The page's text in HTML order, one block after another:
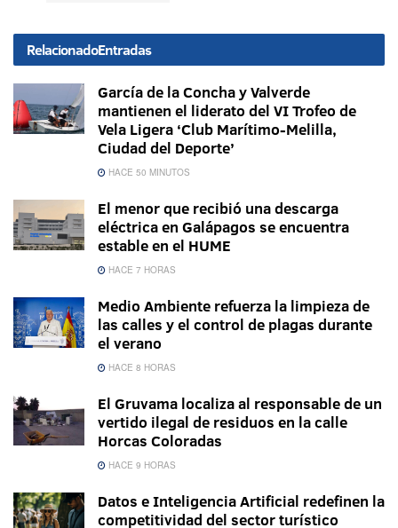
RelacionadoEntradas
García de la Concha y Valverde
mantienen el liderato del VI Trofeo de
Vela Ligera ‘Club Marítimo-Melilla,
Ciudad del Deporte’
HACE 50 MINUTOS
El menor que recibió una descarga
eléctrica en Galápagos se encuentra
estable en el HUME
HACE 7 HORAS
Medio Ambiente refuerza la limpieza de
las calles y el control de plagas durante
el verano
HACE 8 HORAS
El Gruvama localiza al responsable de un
vertido ilegal de residuos en la calle
Horcas Coloradas
HACE 9 HORAS
Datos e Inteligencia Artificial redefinen la
competitividad del sector turístico